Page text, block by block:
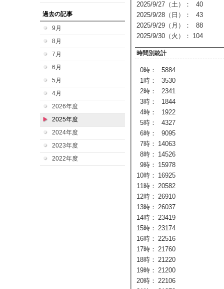
過去の記事
9月
8月
7月
6月
5月
4月
2026年度
2025年度
2024年度
2023年度
2022年度
2025/9/27（土）：
40
2025/9/28（日）：
43
2025/9/29（月）：
88
2025/9/30（火）： 104
時間別統計
0時：
5884
1時：
3530
2時：
2341
3時：
1844
4時：
1922
5時：
4327
6時：
9095
7時： 14063
8時： 14526
9時： 15978
10時： 16925
11時： 20582
12時： 26910
13時： 26037
14時： 23419
15時： 23174
16時： 22516
17時： 21760
18時： 21220
19時： 21200
20時： 22106